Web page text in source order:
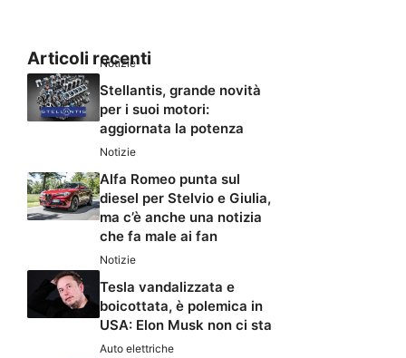
Articoli recenti
Notizie
Stellantis, grande novità
per i suoi motori:
aggiornata la potenza
Notizie
Alfa Romeo punta sul
diesel per Stelvio e Giulia,
ma c’è anche una notizia
che fa male ai fan
Notizie
Tesla vandalizzata e
boicottata, è polemica in
USA: Elon Musk non ci sta
Auto elettriche